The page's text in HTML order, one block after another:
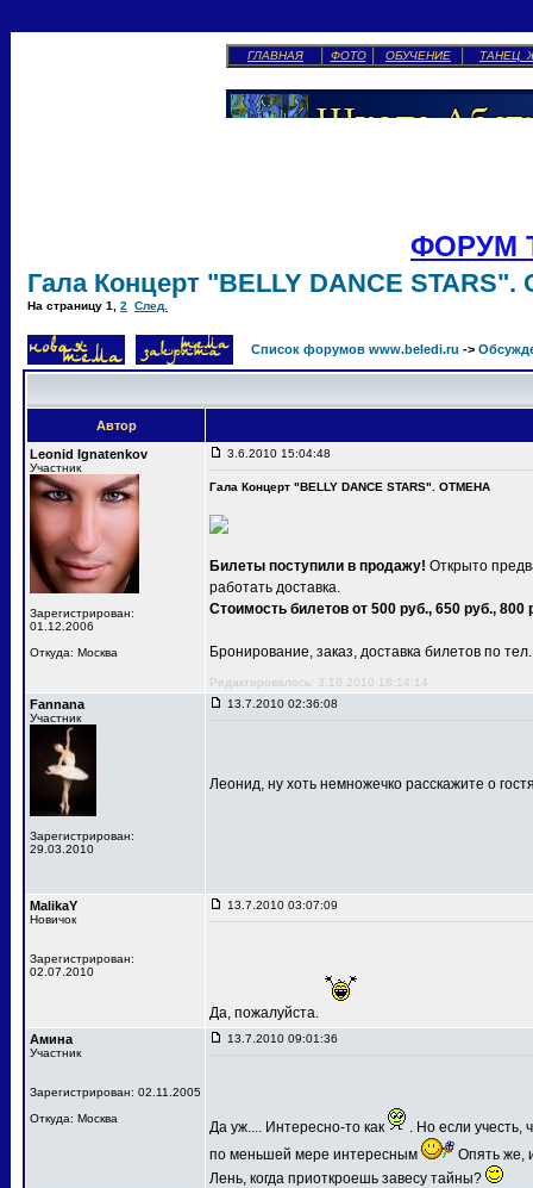
ГЛАВНАЯ ФОТО ОБУЧЕНИЕ ТАНЕЦ
ФОРУМ
Гала Концерт "BELLY DANCE
На страницу 1 2 След.
Список форумов www.beledi.ru ->
Автор
Leonid Ignatenkov
Участник
Зарегистрирован:
01.12.2006
Откуда: Москва
3.6.2010 15:04:48
Гала Концерт "BELLY DANCE STARS". ОТМЕНА
Билеты поступили в продажу! Открыто
работать доставка.
Стоимость билетов от 500 руб., 650 руб., 800
Бронирование, заказ, доставка билетов по
Редактировалось: 3.10.2010 18:14:14
Fannana
Участник
Зарегистрирован:
29.03.2010
13.7.2010 02:36:08
Леонид, ну хоть немножечко расскажите о
MalikaY
Новичок
Зарегистрирован:
02.07.2010
13.7.2010 03:07:09
Да, пожалуйста.
Амина
Участник
Зарегистрирован: 02.11.2005
Откуда: Москва
13.7.2010 09:01:36
Да уж.... Интересно-то как
. Но если учесть,
по меньшей мере интересным
Опять же,
Лень, когда приоткроешь завесу тайны?